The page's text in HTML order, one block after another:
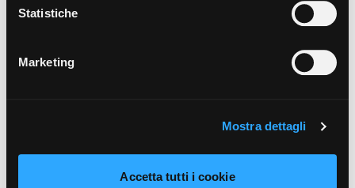
funzionamento, puoi prendere visione dell’informativa
cliccando qui.
Statistiche
Marketing
Mostra dettagli
Accetta tutti i cookie